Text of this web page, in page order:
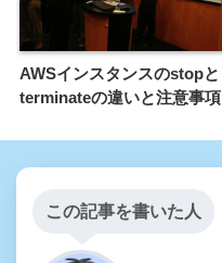
AWSインスタンスのstopと
terminateの違いと注意事項
この記事を書いた人